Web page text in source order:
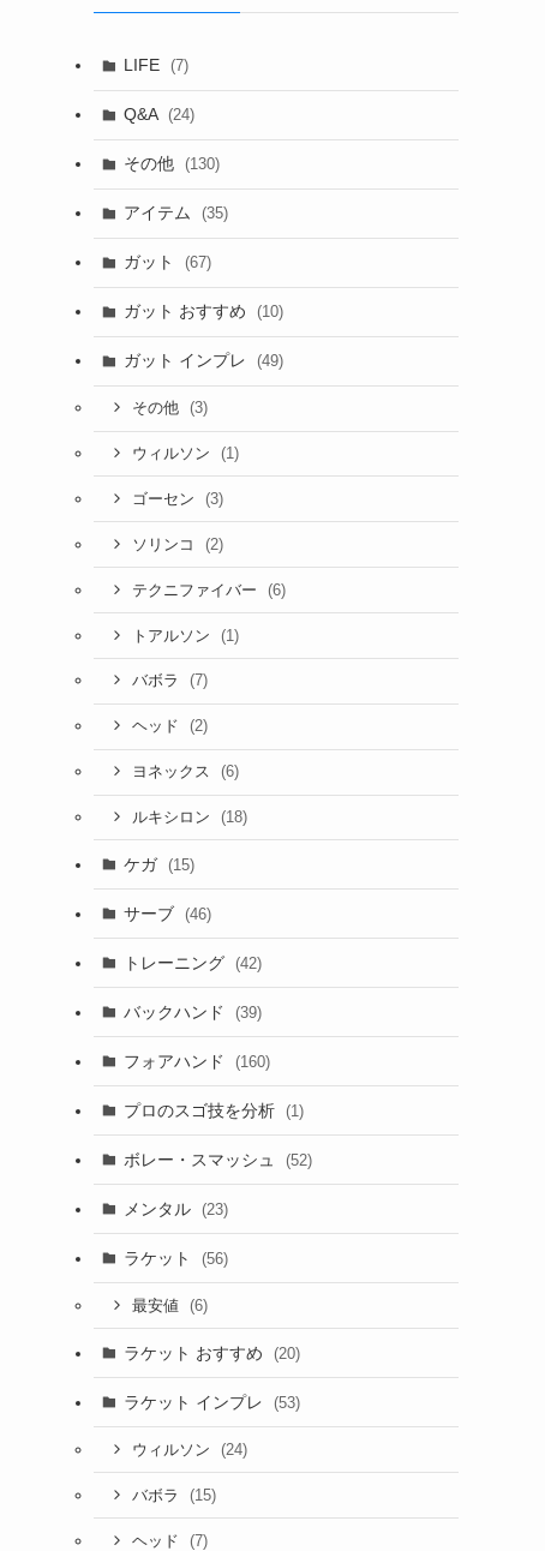
LIFE (7)
Q&A (24)
その他 (130)
アイテム (35)
ガット (67)
ガット おすすめ (10)
ガット インプレ (49)
その他 (3)
ウィルソン (1)
ゴーセン (3)
ソリンコ (2)
テクニファイバー (6)
トアルソン (1)
バボラ (7)
ヘッド (2)
ヨネックス (6)
ルキシロン (18)
ケガ (15)
サーブ (46)
トレーニング (42)
バックハンド (39)
フォアハンド (160)
プロのスゴ技を分析 (1)
ボレー・スマッシュ (52)
メンタル (23)
ラケット (56)
最安値 (6)
ラケット おすすめ (20)
ラケット インプレ (53)
ウィルソン (24)
バボラ (15)
ヘッド (7)